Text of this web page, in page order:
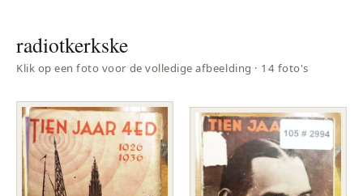
radiotkerkske
Klik op een foto voor de volledige afbeelding · 14 foto's